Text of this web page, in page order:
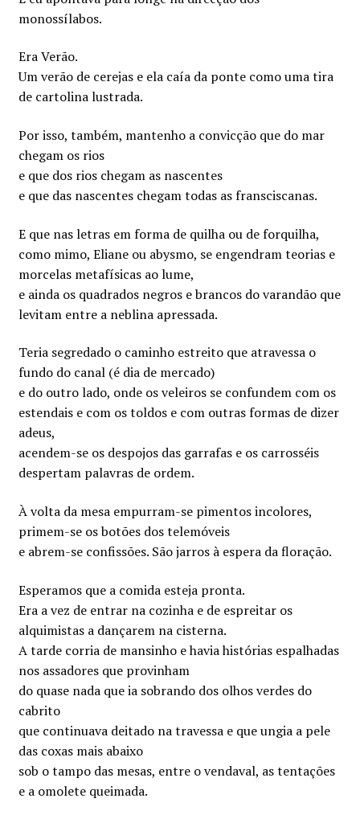
monossílabos.
Era Verão.
Um verão de cerejas e ela caía da ponte como uma tira
de cartolina lustrada.
Por isso, também, mantenho a convicção que do mar
chegam os rios
e que dos rios chegam as nascentes
e que das nascentes chegam todas as fransciscanas.
E que nas letras em forma de quilha ou de forquilha,
como mimo, Eliane ou abysmo, se engendram teorias e
morcelas metafísicas ao lume,
e ainda os quadrados negros e brancos do varandão que
levitam entre a neblina apressada.
Teria segredado o caminho estreito que atravessa o
fundo do canal (é dia de mercado)
e do outro lado, onde os veleiros se confundem com os
estendais e com os toldos e com outras formas de dizer
adeus,
acendem-se os despojos das garrafas e os carrosséis
despertam palavras de ordem.
À volta da mesa empurram-se pimentos incolores,
primem-se os botões dos telemóveis
e abrem-se confissões. São jarros à espera da floração.
Esperamos que a comida esteja pronta.
Era a vez de entrar na cozinha e de espreitar os
alquimistas a dançarem na cisterna.
A tarde corria de mansinho e havia histórias espalhadas
nos assadores que provinham
do quase nada que ia sobrando dos olhos verdes do
cabrito
que continuava deitado na travessa e que ungia a pele
das coxas mais abaixo
sob o tampo das mesas, entre o vendaval, as tentações
e a omolete queimada.